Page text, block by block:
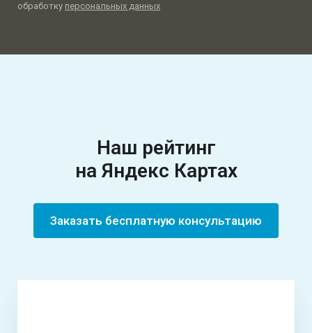
обработку персональных данных
Наш рейтинг
на Яндекс Картах
Заказать бесплатную консультацию